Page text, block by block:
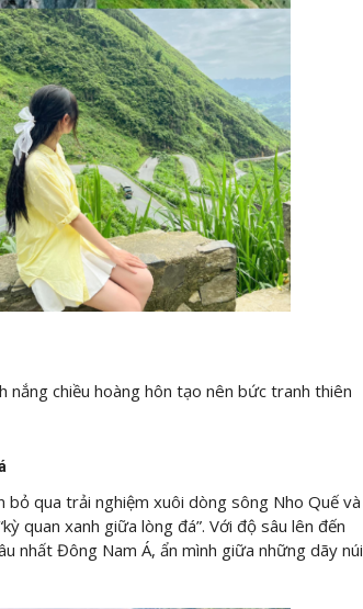
chiều hoàng hôn tạo nên bức tranh thiên
qua trải nghiệm xuôi dòng sông Nho Quế và
quan xanh giữa lòng đá”. Với độ sâu lên đến
nhất Đông Nam Á, ẩn mình giữa những dãy núi